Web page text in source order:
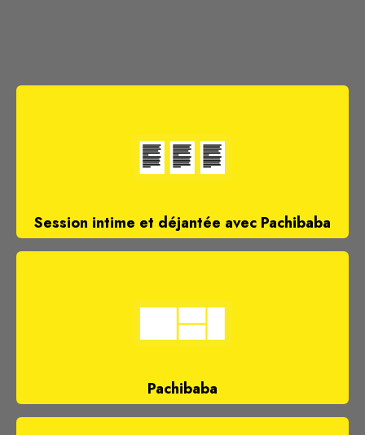
Session intime et déjantée avec Pachibaba
Pachibaba